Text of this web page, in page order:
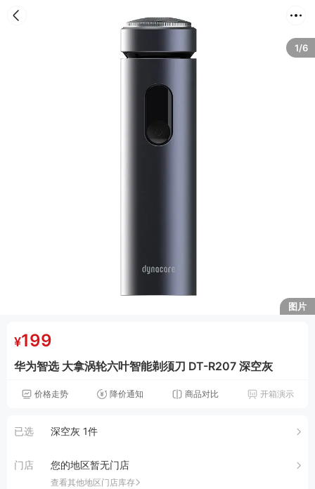
图片
1/6
¥199
华为智选 大拿涡轮六叶智能剃须刀 DT-R207 深空灰
价格走势 降价通知 商品对比 开箱演示
已选 深空灰 1件
门店 您的地区暂无门店
查看其他地区门店库存